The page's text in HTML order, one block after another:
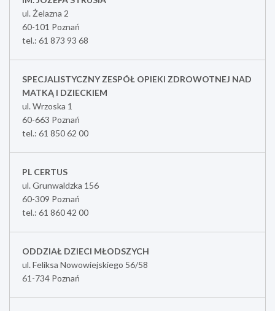
ul. Żelazna 2
60-101 Poznań
tel.: 61 873 93 68
SPECJALISTYCZNY ZESPÓŁ OPIEKI ZDROWOTNEJ NAD
MATKĄ I DZIECKIEM
ul. Wrzoska 1
60-663 Poznań
tel.: 61 850 62 00
PL CERTUS
ul. Grunwaldzka 156
60-309 Poznań
tel.: 61 860 42 00
ODDZIAŁ DZIECI MŁODSZYCH
ul. Feliksa Nowowiejskiego 56/58
61-734 Poznań